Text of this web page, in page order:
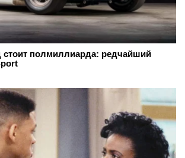
стоит полмиллиарда: редчайший